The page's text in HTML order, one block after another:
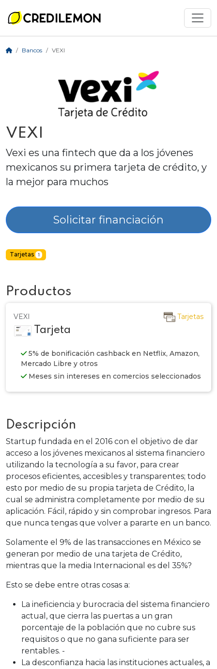
Bancos VEXI
VEXI
Vexi es una fintech que da a los jóvenes
mexicanos su primera tarjeta de crédito, y
la mejor para muchos
Solicitar financiación
Tarjetas 1
Productos
VEXI Tarjetas
Tarjeta
5% de bonificación cashback en Netflix, Amazon,
Mercado Libre y otros
Meses sin intereses en comercios seleccionados
Descripción
Startup fundada en el 2016 con el objetivo de dar
acceso a los jóvenes mexicanos al sistema financiero
utilizando la tecnología a su favor, para crear
procesos eficientes, accesibles y transparentes; todo
esto por medio de su propia tarjeta de Crédito, la
cual se administra completamente por medio de su
aplicación. Fácil, rápido y sin comprobar ingresos. Para
que nunca tengas que volver a pararte en un banco.
Solamente el 9% de las transacciones en México se
generan por medio de una tarjeta de Crédito,
mientras que la media Internacional es del 35%?
Esto se debe entre otras cosas a:
La ineficiencia y burocracia del sistema financiero
actual, que cierra las puertas a un gran
porcentaje de la población que no cubre sus
requisitos o que no gana suficiente para ser
rentables. -
La desconfianza hacia las instituciones actuales, a